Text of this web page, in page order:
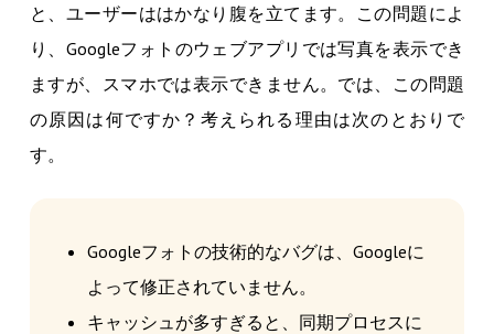
と、ユーザーははかなり腹を立てます。この問題によ
り、Googleフォトのウェブアプリでは写真を表示でき
ますが、スマホでは表示できません。では、この問題
の原因は何ですか？考えられる理由は次のとおりで
す。
Googleフォトの技術的なバグは、Googleに
よって修正されていません。
キャッシュが多すぎると、同期プロセスに